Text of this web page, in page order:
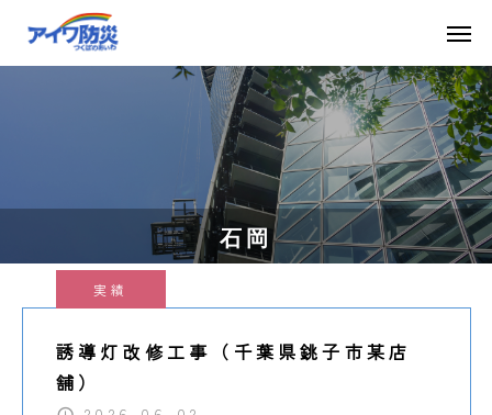
石岡
実績
誘導灯改修工事（千葉県銚子市某店
舗）